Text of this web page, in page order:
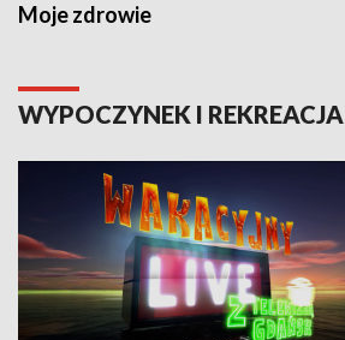
Moje zdrowie
WYPOCZYNEK I REKREACJA